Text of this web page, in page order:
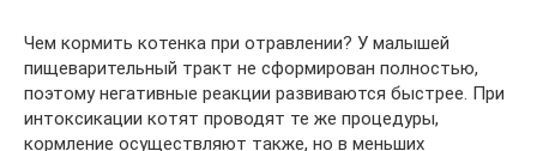
Чем кормить котенка при отравлении? У малышей
пищеварительный тракт не сформирован полностью,
поэтому негативные реакции развиваются быстрее. При
интоксикации котят проводят те же процедуры,
кормление осуществляют также, но в меньших